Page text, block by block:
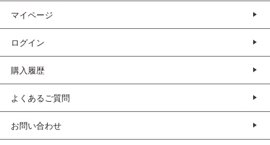
マイページ
ログイン
購入履歴
よくあるご質問
お問い合わせ